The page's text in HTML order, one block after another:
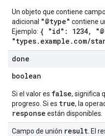
Un objeto que contiene
adicional "@type" contiene
Ejemplo: { "id": 1234,
"types.example.com/
done
boolean
Si el valor es false, significa
progreso. Si es true, la
response están disponibles.
Campo de unión result . El